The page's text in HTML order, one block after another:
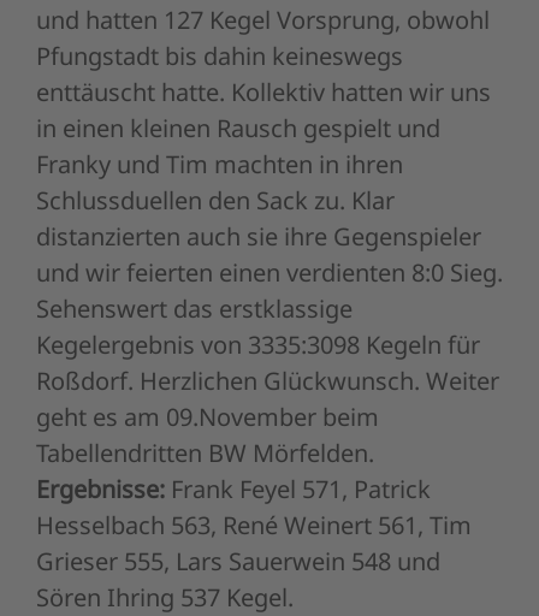
und hatten 127 Kegel Vorsprung, obwohl
Pfungstadt bis dahin keineswegs
enttäuscht hatte. Kollektiv hatten wir uns
in einen kleinen Rausch gespielt und
Franky und Tim machten in ihren
Schlussduellen den Sack zu. Klar
distanzierten auch sie ihre Gegenspieler
und wir feierten einen verdienten 8:0 Sieg.
Sehenswert das erstklassige
Kegelergebnis von 3335:3098 Kegeln für
Roßdorf. Herzlichen Glückwunsch. Weiter
geht es am 09.November beim
Tabellendritten BW Mörfelden.
Ergebnisse: Frank Feyel 571, Patrick
Hesselbach 563, René Weinert 561, Tim
Grieser 555, Lars Sauerwein 548 und
Sören Ihring 537 Kegel.